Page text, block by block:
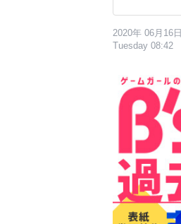
2020年 06月16日
Tuesday 08:42